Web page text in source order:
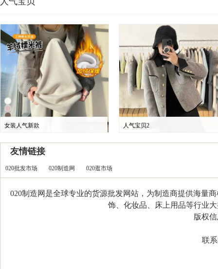
女装人气新款 人气宝贝2
友情链接
020批发市场 020制造网 020逛市场
020制造网是全球专业的货源批发网站，为制造商提供海量
饰、化妆品、床上用品等行业
版权信
联